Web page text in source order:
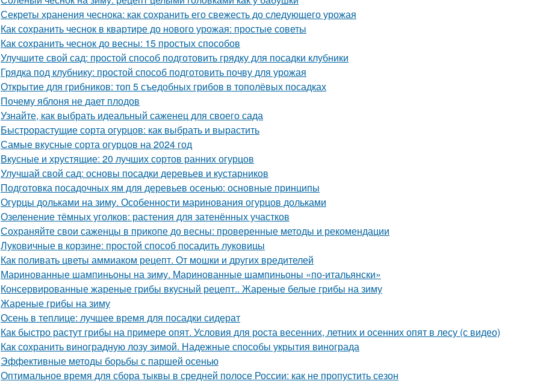
Секреты хранения чеснока: как сохранить его свежесть до следующего урожая
Как сохранить чеснок в квартире до нового урожая: простые советы
Как сохранить чеснок до весны: 15 простых способов
Улучшите свой сад: простой способ подготовить грядку для посадки клубники
Грядка под клубнику: простой способ подготовить почву для урожая
Открытие для грибников: топ 5 съедобных грибов в тополёвых посадках
Почему яблоня не дает плодов
Узнайте, как выбрать идеальный саженец для своего сада
Быстрорастущие сорта огурцов: как выбрать и вырастить
Самые вкусные сорта огурцов на 2024 год
Вкусные и хрустящие: 20 лучших сортов ранних огурцов
Улучшай свой сад: основы посадки деревьев и кустарников
Подготовка посадочных ям для деревьев осенью: основные принципы
Огурцы дольками на зиму. Особенности маринования огурцов дольками
Озеленение тёмных уголков: растения для затенённых участков
Сохраняйте свои саженцы в прикопе до весны: проверенные методы и рекомендации
Луковичные в корзине: простой способ посадить луковицы
Как поливать цветы аммиаком рецепт. От мошки и других вредителей
Маринованные шампиньоны на зиму. Маринованные шампиньоны «по-итальянски»
Консервированные жареные грибы вкусный рецепт.. Жареные белые грибы на зиму
Жареные грибы на зиму
Осень в теплице: лучшее время для посадки сидерат
Как быстро растут грибы на примере опят. Условия для роста весенних, летних и осенних опят в лесу (с видео)
Как сохранить виноградную лозу зимой. Надежные способы укрытия винограда
Эффективные методы борьбы с паршей осенью
Оптимальное время для сбора тыквы в средней полосе России: как не пропустить сезон